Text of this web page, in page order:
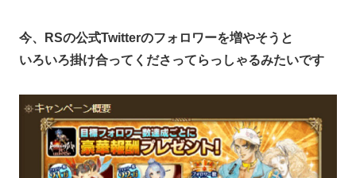
今、RSの公式Twitterのフォロワーを増やそうと
いろいろ掛け合ってくださってらっしゃるみたいです